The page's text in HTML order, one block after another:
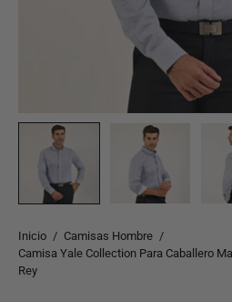
Inicio / Camisas Hombre /
Camisa Yale Collection Para Caballero
Rey